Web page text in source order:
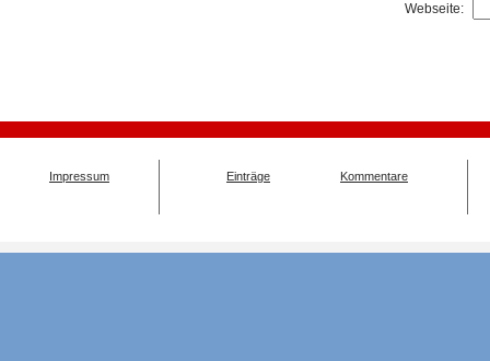
Webseite:
Impressum Einträge Kommentare